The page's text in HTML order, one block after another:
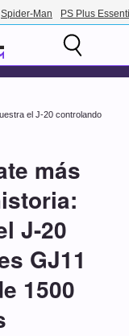
Spider-Man PS Plus
el J-20 controlando
más
J-20
GJ11
1500